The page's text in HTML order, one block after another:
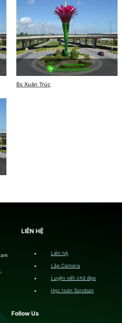
Bs Xuân Trúc
LIÊN HỆ
Liên hệ
Lắp Camera
Luyện viết chữ đẹp
Học toán Soroban
Follow Us